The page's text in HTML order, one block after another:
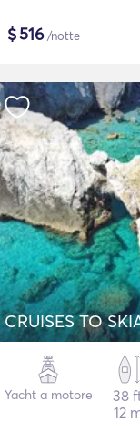
$516/notte
CRUISES TO
Yacht a motore
38
12